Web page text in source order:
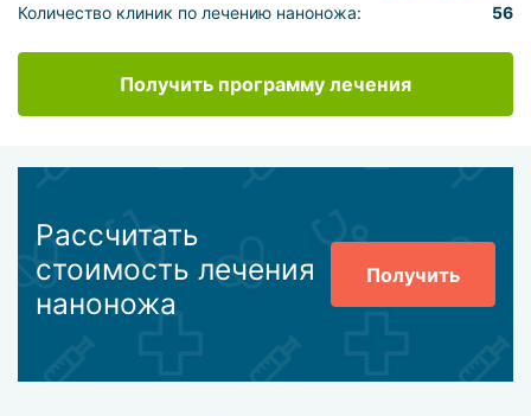
Количество клиник по лечению наноножа:
56
Получить программу лечения
Рассчитать
стоимость лечения
наноножа
Получить